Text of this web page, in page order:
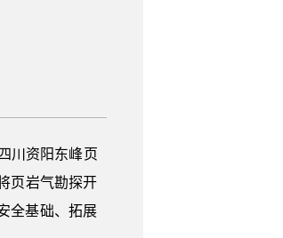
川资阳东峰页
页岩气勘探开
全基础、拓展